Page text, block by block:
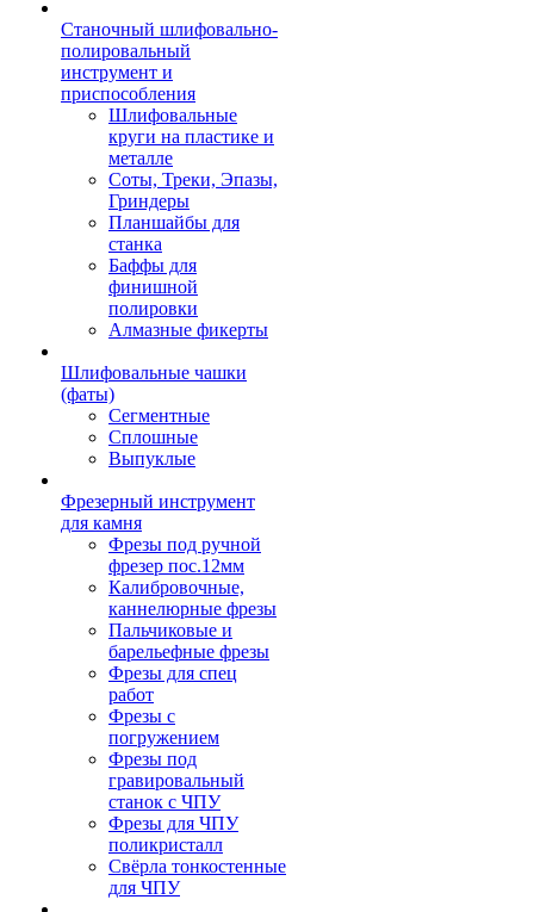
Станочный шлифовально-
полировальный
инструмент и
приспособления
Шлифовальные
круги на пластике и
металле
Соты, Треки, Эпазы,
Гриндеры
Планшайбы для
станка
Баффы для
финишной
полировки
Алмазные фикерты
Шлифовальные чашки
(фаты)
Сегментные
Сплошные
Выпуклые
Фрезерный инструмент
для камня
Фрезы под ручной
фрезер пос.12мм
Калибровочные,
каннелюрные фрезы
Пальчиковые и
барельефные фрезы
Фрезы для спец
работ
Фрезы с
погружением
Фрезы под
гравировальный
станок с ЧПУ
Фрезы для ЧПУ
поликристалл
Свёрла тонкостенные
для ЧПУ